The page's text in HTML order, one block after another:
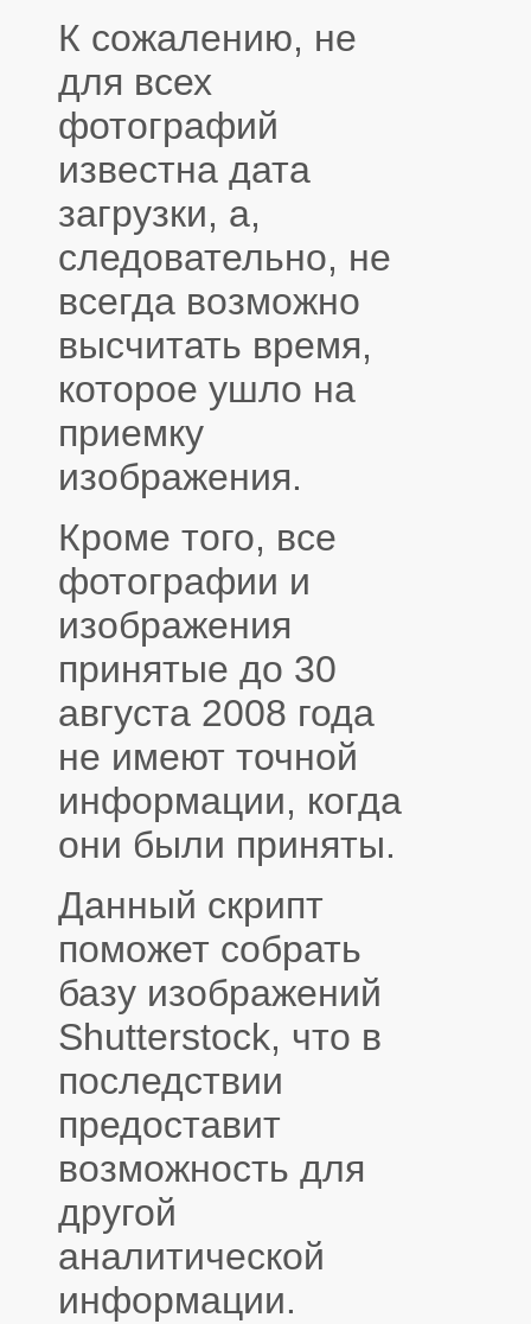
К сожалению, не
для всех
фотографий
известна дата
загрузки, а,
следовательно, не
всегда возможно
высчитать время,
которое ушло на
приемку
изображения.
Кроме того, все
фотографии и
изображения
принятые до 30
августа 2008 года
не имеют точной
информации, когда
они были приняты.
Данный скрипт
поможет собрать
базу изображений
Shutterstock, что в
последствии
предоставит
возможность для
другой
аналитической
информации.